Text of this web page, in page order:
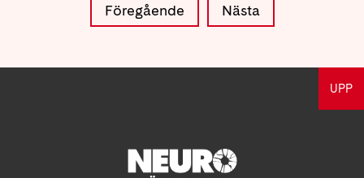
Föregående Nästa
UPP